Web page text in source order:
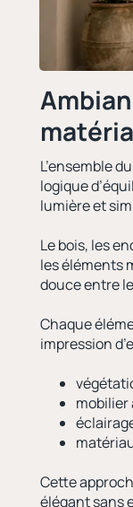
L’ensemble
logique
lumière et
Le bois, les
les éléments
douce entre
Chaque
impression
mobilier
Cette
élégant sans